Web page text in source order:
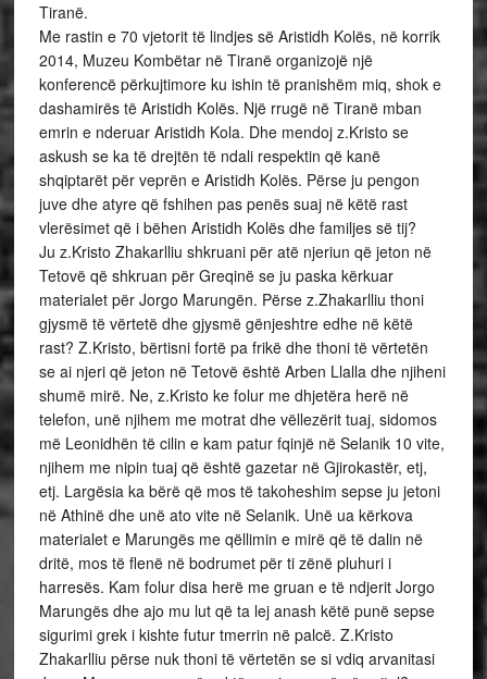
Tiranë.
Me rastin e 70 vjetorit të lindjes së Aristidh Kolës, në korrik
2014, Muzeu Kombëtar në Tiranë organizojë një
konferencë përkujtimore ku ishin të pranishëm miq, shok e
dashamirës të Aristidh Kolës. Një rrugë në Tiranë mban
emrin e nderuar Aristidh Kola. Dhe mendoj z.Kristo se
askush se ka të drejtën të ndali respektin që kanë
shqiptarët për veprën e Aristidh Kolës. Përse ju pengon
juve dhe atyre që fshihen pas penës suaj në këtë rast
vlerësimet që i bëhen Aristidh Kolës dhe familjes së tij?
Ju z.Kristo Zhakarlliu shkruani për atë njeriun që jeton në
Tetovë që shkruan për Greqinë se ju paska kërkuar
materialet për Jorgo Marungën. Përse z.Zhakarlliu thoni
gjysmë të vërtetë dhe gjysmë gënjeshtre edhe në këtë
rast? Z.Kristo, bërtisni fortë pa frikë dhe thoni të vërtetën
se ai njeri që jeton në Tetovë është Arben Llalla dhe njiheni
shumë mirë. Ne, z.Kristo ke folur me dhjetëra herë në
telefon, unë njihem me motrat dhe vëllezërit tuaj, sidomos
më Leonidhën të cilin e kam patur fqinjë në Selanik 10 vite,
njihem me nipin tuaj që është gazetar në Gjirokastër, etj,
etj. Largësia ka bërë që mos të takoheshim sepse ju jetoni
në Athinë dhe unë ato vite në Selanik. Unë ua kërkova
materialet e Marungës me qëllimin e mirë që të dalin në
dritë, mos të flenë në bodrumet për ti zënë pluhuri i
harresës. Kam folur disa herë me gruan e të ndjerit Jorgo
Marungës dhe ajo mu lut që ta lej anash këtë punë sepse
sigurimi grek i kishte futur tmerrin në palcë. Z.Kristo
Zhakarlliu përse nuk thoni të vërtetën se si vdiq arvanitasi